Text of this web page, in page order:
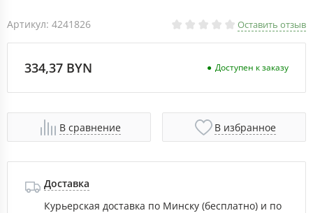
Артикул: 4241826 Оставить отзыв
334,37 BYN Доступен к заказу
В сравнение В избранное
Доставка
Курьерская доставка по Минску (бесплатно) и по